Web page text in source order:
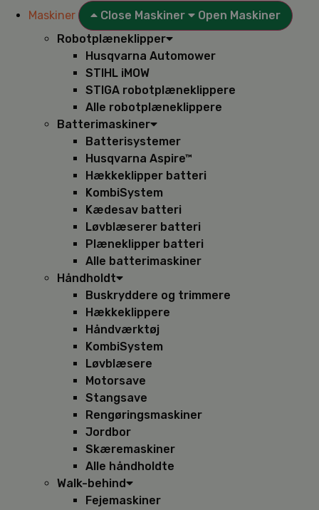
Maskiner
Close Maskiner
Open Maskiner
Robotplæneklipper
Husqvarna Automower
STIHL iMOW
STIGA robotplæneklippere
Alle robotplæneklippere
Batterimaskiner
Batterisystemer
Husqvarna Aspire™
Hækkeklipper batteri
KombiSystem
Kædesav batteri
Løvblæserer batteri
Plæneklipper batteri
Alle batterimaskiner
Håndholdt
Buskryddere og trimmere
Hækkeklippere
Håndværktøj
KombiSystem
Løvblæsere
Motorsave
Stangsave
Rengøringsmaskiner
Jordbor
Skæremaskiner
Alle håndholdte
Walk-behind
Fejemaskiner